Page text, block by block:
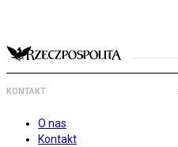
KONTAKT
O nas
Kontakt